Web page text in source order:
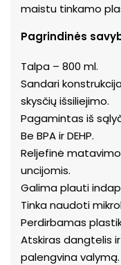
maistu tinkamo
Pagrindinės
Talpa – 800 ml.
Sandari
skysčių išsiliejimo.
Pagamintas iš
Be BPA ir DEHP.
Reljefinė
uncijomis.
Galima plauti
Tinka naudoti
Perdirbamas
Atskiras dangtelis
palengvina valymą.